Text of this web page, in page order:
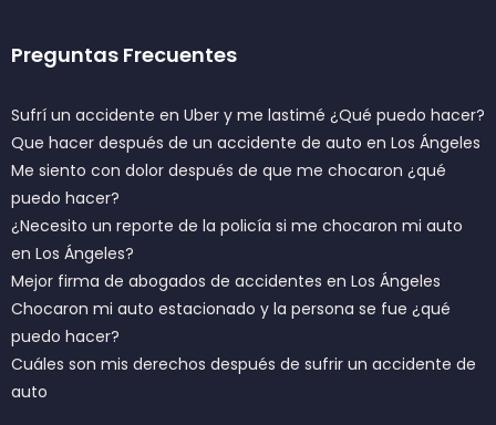
Preguntas Frecuentes
Sufrí un accidente en Uber y me lastimé ¿Qué puedo hacer?
Que hacer después de un accidente de auto en Los Ángeles
Me siento con dolor después de que me chocaron ¿qué
puedo hacer?
¿Necesito un reporte de la policía si me chocaron mi auto
en Los Ángeles?
Mejor firma de abogados de accidentes en Los Ángeles
Chocaron mi auto estacionado y la persona se fue ¿qué
puedo hacer?
Cuáles son mis derechos después de sufrir un accidente de
auto